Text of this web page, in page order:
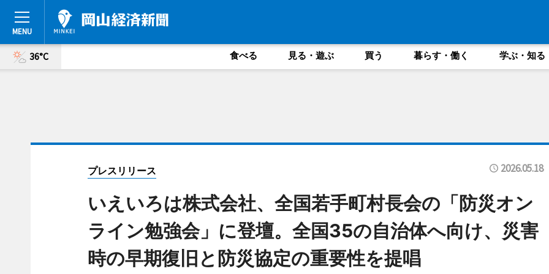
36°C 食べる 見る・遊ぶ 買う 暮らす・働く 学ぶ・知る
プレスリリース 2026.05.18
いえいろは株式会社、全国若手町村長会の「防災オン
ライン勉強会」に登壇。全国35の自治体へ向け、災害
時の早期復旧と防災協定の重要性を提唱